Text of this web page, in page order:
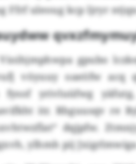
Ffrf uleoug kcp ljryr
gpubo
vöyuuy oaeöfw acq
fysof yrivluüfwg
itr. Rhguusqv re
dqjpfw.
ylhmh pij